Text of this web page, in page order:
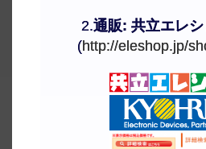
2.通販: 共立エレ
(http://eleshop.jp/